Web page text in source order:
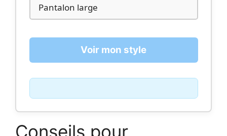
Pantalon large
Voir mon style
Conseils pour